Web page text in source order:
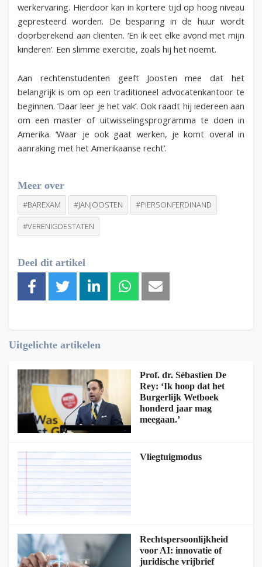
werkervaring. Hierdoor kan in kortere tijd op hoog niveau
gepresteerd worden. De besparing in de huur wordt
doorberekend aan cliënten. ‘En ik eet elke avond met mijn
kinderen’. Een slimme exercitie, zoals hij het noemt.
Aan rechtenstudenten geeft Joosten mee dat het
belangrijk is om op een traditioneel advocatenkantoor te
beginnen. ‘Daar leer je het vak’. Ook raadt hij iedereen aan
om een master of uitwisselingsprogramma te doen in
Amerika. ‘Waar je ook gaat werken, je komt overal in
aanraking met het Amerikaanse recht’.
Meer over
#BAREXAM #JANJOOSTEN #PIERSONFERDINAND
#VERENIGDESTATEN
Deel dit artikel
Uitgelichte artikelen
Prof. dr. Sébastien De
Rey: ‘Ik hoop dat het
Burgerlijk Wetboek
honderd jaar mag
meegaan.’
Vliegtuigmodus
Rechtspersoonlijkheid
voor AI: innovatie of
juridische vrijbrief